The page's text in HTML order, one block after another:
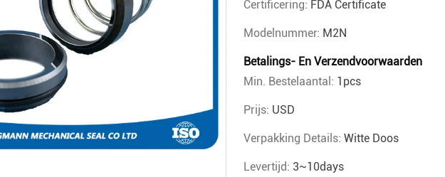
Certificering: FDA Certificate
Modelnummer: M2N
Betalings- En Verzendvoorwaarden
Min. Bestelaantal: 1pcs
Prijs: USD
Verpakking Details: Witte Doos
Levertijd: 3~10days